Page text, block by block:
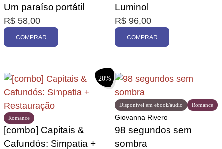
Um paraíso portátil
R$ 58,00
COMPRAR
Luminol
R$ 96,00
COMPRAR
20%
Romance
[combo] Capitais &
Cafundós: Simpatia +
Disponível em ebook/áudio Romance
Giovanna Rivero
98 segundos sem
sombra